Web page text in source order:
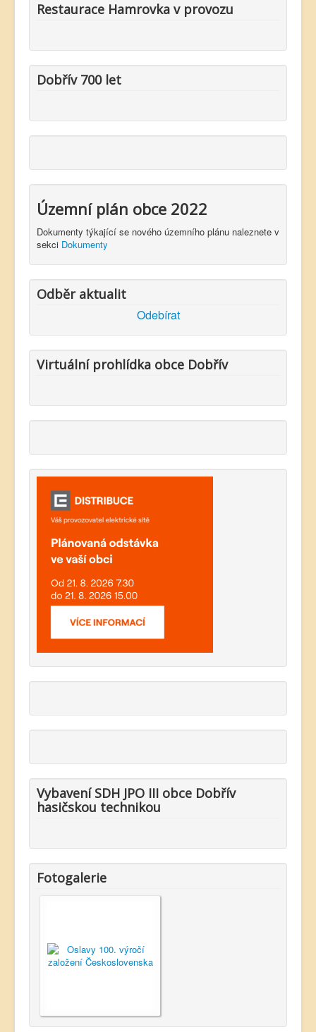
Restaurace Hamrovka v provozu
Dobřív 700 let
Územní plán obce 2022
Dokumenty týkající se nového územního plánu naleznete v
sekci Dokumenty
Odběr aktualit
Odebírat
Virtuální prohlídka obce Dobřív
Vybavení SDH JPO III obce Dobřív
hasičskou technikou
Fotogalerie